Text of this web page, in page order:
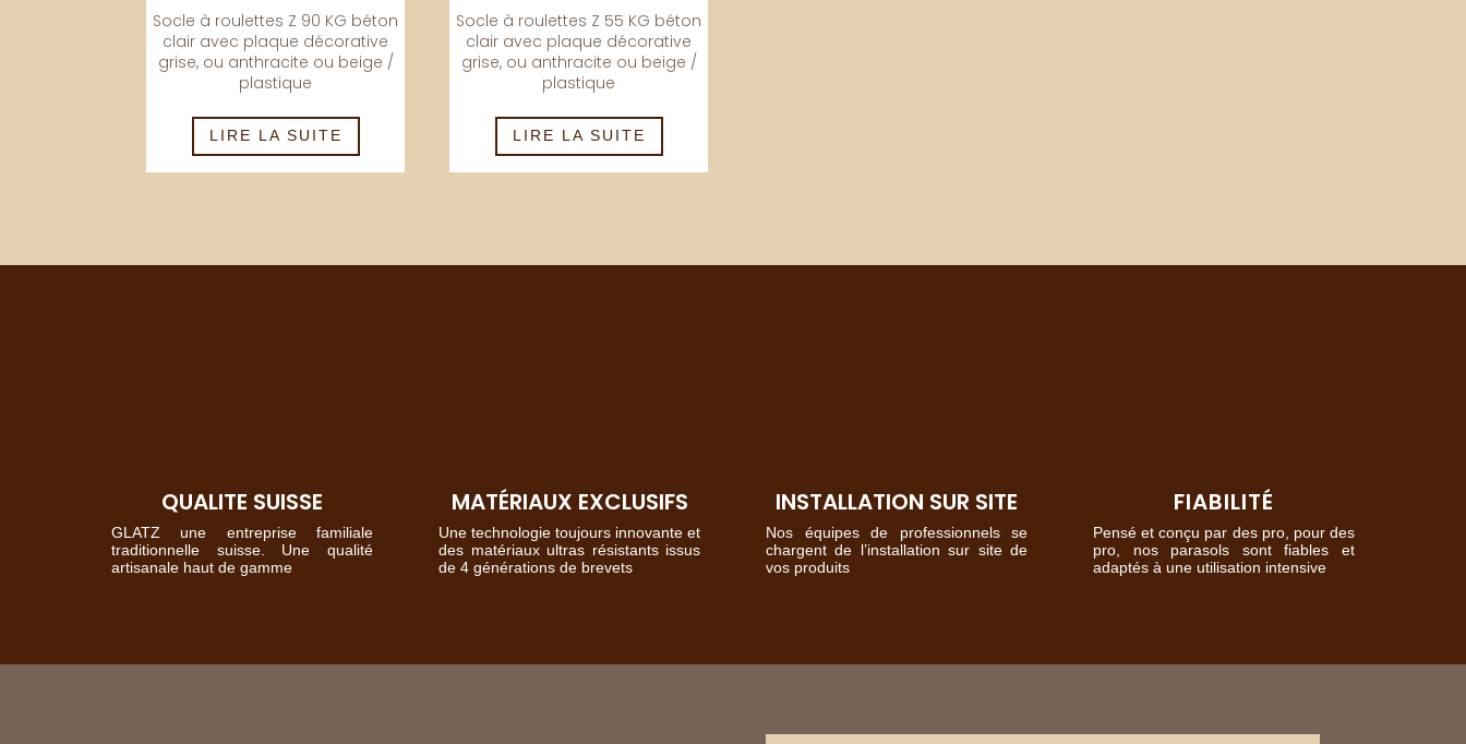
Socle à roulettes Z 90 KG béton
clair avec plaque décorative
grise, ou anthracite ou beige /
plastique
LIRE LA SUITE
Socle à roulettes Z 55 KG béton
clair avec plaque décorative
grise, ou anthracite ou beige /
plastique
LIRE LA SUITE
QUALITE SUISSE
GLATZ une entreprise familiale
traditionnelle suisse. Une qualité
artisanale haut de gamme
MATÉRIAUX EXCLUSIFS
Une technologie toujours innovante et
des matériaux ultras résistants issus
de 4 générations de brevets
INSTALLATION SUR SITE
Nos équipes de professionnels se
chargent de l’installation sur site de
vos produits
FIABILITÉ
Pensé et conçu par des pro, pour des
pro, nos parasols sont fiables et
adaptés à une utilisation intensive